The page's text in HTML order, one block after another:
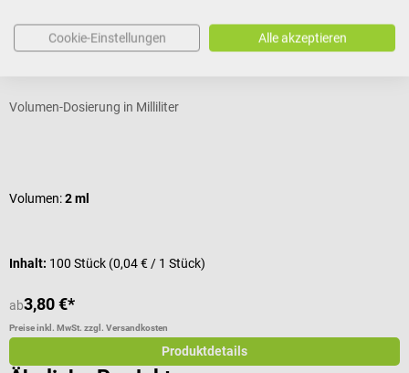
B. Braun
Volumen-Dosierung in Milliliter
Volumen:2 ml
Inhalt: 100 Stück (0,04 € / 1 Stück)
ab3,80 €*
Preise inkl. MwSt. zzgl. Versandkosten
Produktdetails
Cookie-Einstellungen Alle akzeptieren